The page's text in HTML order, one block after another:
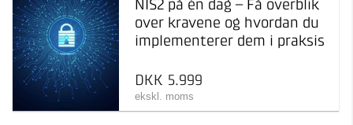
NIS2 på én dag – Få overblik
over kravene og hvordan du
implementerer dem i praksis
DKK 5.999
ekskl. moms